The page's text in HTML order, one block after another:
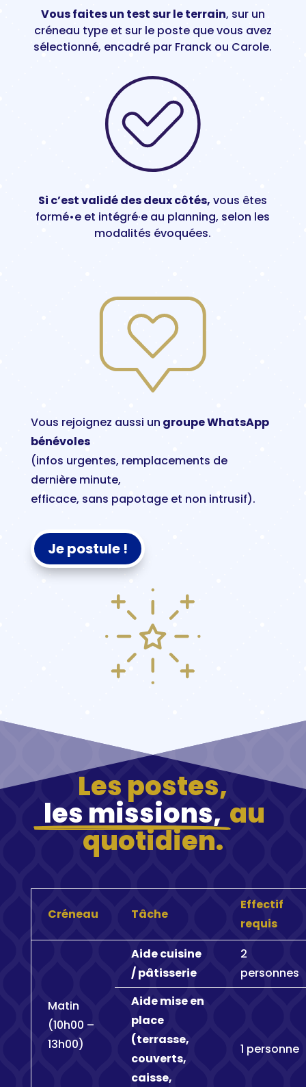
Vous faites un test sur le terrain, sur un
créneau type et sur le poste que vous avez
sélectionné, encadré par Franck ou Carole.
Si c’est validé des deux côtés, vous êtes
formé•e et intégré·e au planning, selon les
modalités évoquées.
Vous rejoignez aussi un groupe WhatsApp
bénévoles
(infos urgentes, remplacements de
dernière minute,
efficace, sans papotage et non intrusif).
Je postule !
Les postes,
les missions, au
quotidien.
Créneau Tâche
Effectif
requis
Matin
(10h00 –
13h00)
Aide cuisine
/ pâtisserie
2
personnes
Aide mise en
place
(terrasse,
couverts,
caisse,
1 personne